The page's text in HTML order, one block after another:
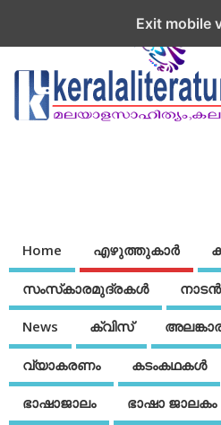
Home എഴുത്തുകാര്‍
സംസ്‌കാരമുദ്രകള്‍
News ക്വിസ്
വ്യാകരണം കടംകഥകള്‍
ഭാഷാജാലം ഭാഷാ ജാലകം
Exit mobile